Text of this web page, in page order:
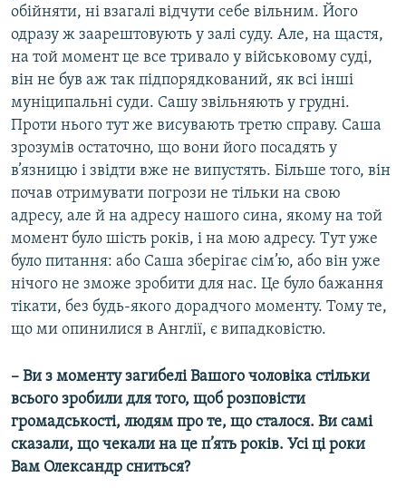
обійняти, ні взагалі відчути себе вільним. Його
одразу ж заарештовують у залі суду. Але, на щастя,
на той момент це все тривало у військовому суді,
він не був аж так підпорядкований, як всі інші
муніципальні суди. Сашу звільняють у грудні.
Проти нього тут же висувають третю справу. Саша
зрозумів остаточно, що вони його посадять у
в’язницю і звідти вже не випустять. Більше того, він
почав отримувати погрози не тільки на свою
адресу, але й на адресу нашого сина, якому на той
момент було шість років, і на мою адресу. Тут уже
було питання: або Саша зберігає сім’ю, або він уже
нічого не зможе зробити для нас. Це було бажання
тікати, без будь-якого дорадчого моменту. Тому те,
що ми опинилися в Англії, є випадковістю.
– Ви з моменту загибелі Вашого чоловіка стільки
всього зробили для того, щоб розповісти
громадськості, людям про те, що сталося. Ви самі
сказали, що чекали на це п’ять років. Усі ці роки
Вам Олександр сниться?